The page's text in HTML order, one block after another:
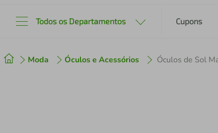
Todos os Departamentos Cupons
Moda Óculos e Acessórios
2º cafeteira